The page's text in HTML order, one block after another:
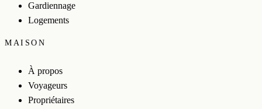
Gardiennage
Logements
MAISON
À propos
Voyageurs
Propriétaires